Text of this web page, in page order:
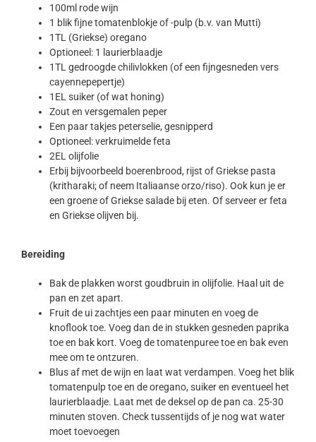
100ml rode wijn
1 blik fijne tomatenblokje of -pulp (b.v. van Mutti)
1TL (Griekse) oregano
Optioneel: 1 laurierblaadje
1TL gedroogde chilivlokken (of een fijngesneden vers
cayennepepertje)
1EL suiker (of wat honing)
Zout en versgemalen peper
Een paar takjes peterselie, gesnipperd
Optioneel: verkruimelde feta
2EL olijfolie
Erbij bijvoorbeeld boerenbrood, rijst of Griekse pasta
(kritharaki; of neem Italiaanse orzo/riso). Ook kun je er
een groene of Griekse salade bij eten. Of serveer er feta
en Griekse olijven bij.
Bereiding
Bak de plakken worst goudbruin in olijfolie. Haal uit de
pan en zet apart.
Fruit de ui zachtjes een paar minuten en voeg de
knoflook toe. Voeg dan de in stukken gesneden paprika
toe en bak kort. Voeg de tomatenpuree toe en bak even
mee om te ontzuren.
Blus af met de wijn en laat wat verdampen. Voeg het blik
tomatenpulp toe en de oregano, suiker en eventueel het
laurierblaadje. Laat met de deksel op de pan ca. 25-30
minuten stoven. Check tussentijds of je nog wat water
moet toevoegen